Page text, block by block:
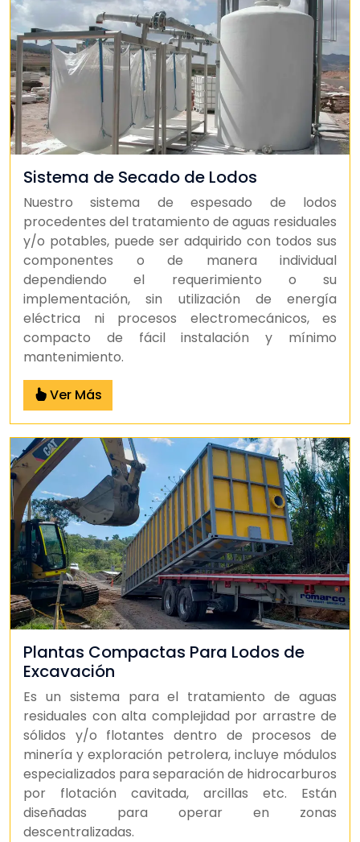
Sistema de Secado de Lodos
Nuestro sistema de espesado de lodos
procedentes del tratamiento de aguas residuales
y/o potables, puede ser adquirido con todos sus
componentes o de manera individual
dependiendo el requerimiento o su
implementación, sin utilización de energía
eléctrica ni procesos electromecánicos, es
compacto de fácil instalación y mínimo
mantenimiento.
Ver Más
Plantas Compactas Para Lodos de
Excavación
Es un sistema para el tratamiento de aguas
residuales con alta complejidad por arrastre de
sólidos y/o flotantes dentro de procesos de
minería y exploración petrolera, incluye módulos
especializados para separación de hidrocarburos
por flotación cavitada, arcillas etc. Están
diseñadas para operar en zonas
descentralizadas.